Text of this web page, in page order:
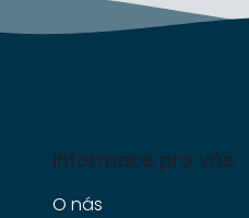
Informace pro vás
O nás